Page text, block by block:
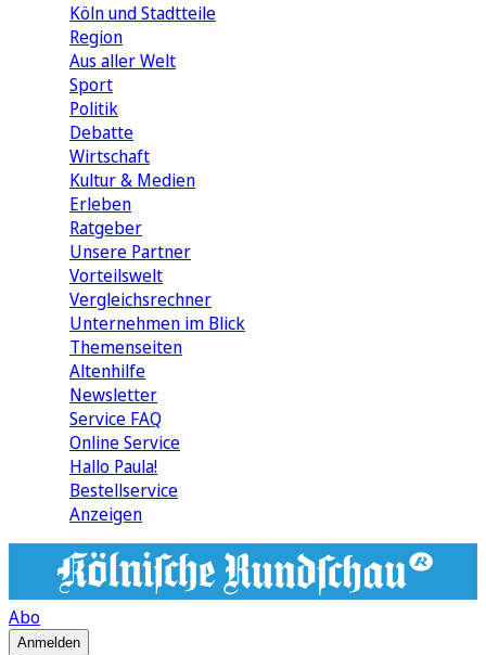
Köln und Stadtteile
Region
Aus aller Welt
Sport
Politik
Debatte
Wirtschaft
Kultur & Medien
Erleben
Ratgeber
Unsere Partner
Vorteilswelt
Vergleichsrechner
Unternehmen im Blick
Themenseiten
Altenhilfe
Newsletter
Service FAQ
Online Service
Hallo Paula!
Bestellservice
Anzeigen
Abo
Anmelden